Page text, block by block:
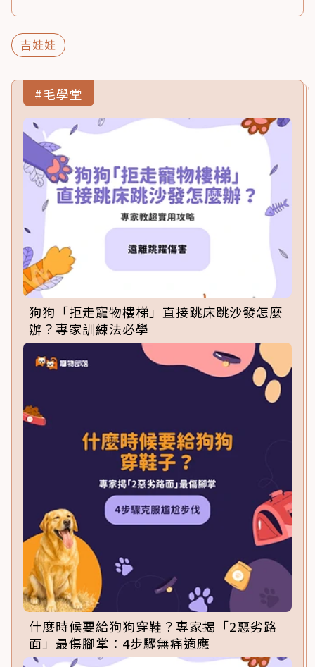
吉娃娃
#毛學堂
狗狗「拒走寵物樓梯」直接跳床跳沙發怎麼
辦？專家訓練法必學
什麼時候要給狗狗穿鞋？專家揭「2惡劣路
面」最傷腳掌：4步驟無痛適應